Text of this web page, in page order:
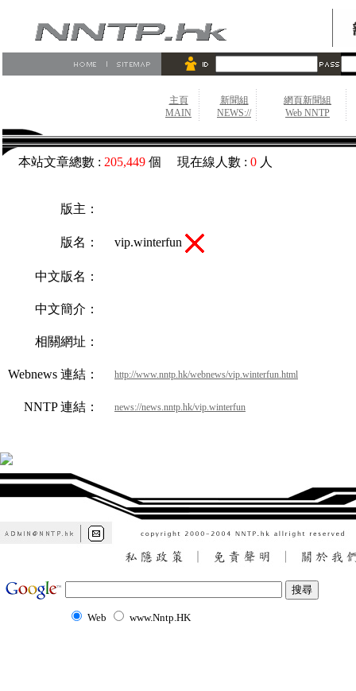
主頁
MAIN
新聞組
NEWS://
網頁新聞組
Web NNTP
本站文章總數 : 205,449 個 現在線人數 : 0 人
版主：
版名： vip.winterfun
中文版名：
中文簡介：
相關網址：
Webnews 連結： http://www.nntp.hk/webnews/vip.winterfun.html
NNTP 連結： news://news.nntp.hk/vip.winterfun
Web www.Nntp.HK